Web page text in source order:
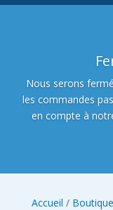
Nous serons
les commandes
en compte à
Accueil / Boutique